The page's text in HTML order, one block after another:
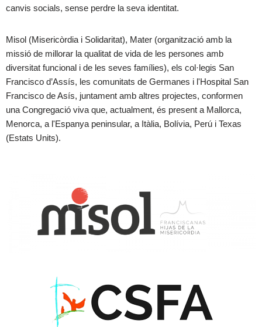
canvis socials, sense perdre la seva identitat.
Misol (Misericòrdia i Solidaritat), Mater (organització amb la
missió de millorar la qualitat de vida de les persones amb
diversitat funcional i de les seves famílies), els col·legis San
Francisco d’Assís, les comunitats de Germanes i l'Hospital San
Francisco de Asís, juntament amb altres projectes, conformen
una Congregació viva que, actualment, és present a Mallorca,
Menorca, a l'Espanya peninsular, a Itàlia, Bolívia, Perú i Texas
(Estats Units).